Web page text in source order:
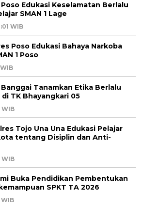
Edukasi Keselamatan Berlalu
SMAN 1 Lage
WIB
Poso Edukasi Bahaya Narkoba
1 Poso
Tanamkan Etika Berlalu
TK Bhayangkari 05
WIB
Tojo Una Una Edukasi Pelajar
tentang Disiplin dan Anti-
WIB
Buka Pendidikan Pembentukan
SPKT TA 2026